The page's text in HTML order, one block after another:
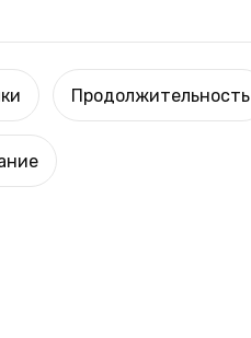
Продолжительность